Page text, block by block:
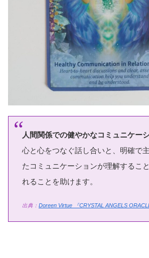
人間関係での健やかなコミュニケー
心と心をつなぐ話し合いと、明確で
たコミュニケーションが理解するこ
れることを助けます。
出典： Doreen Virtue 『CRYSTAL ANGELS